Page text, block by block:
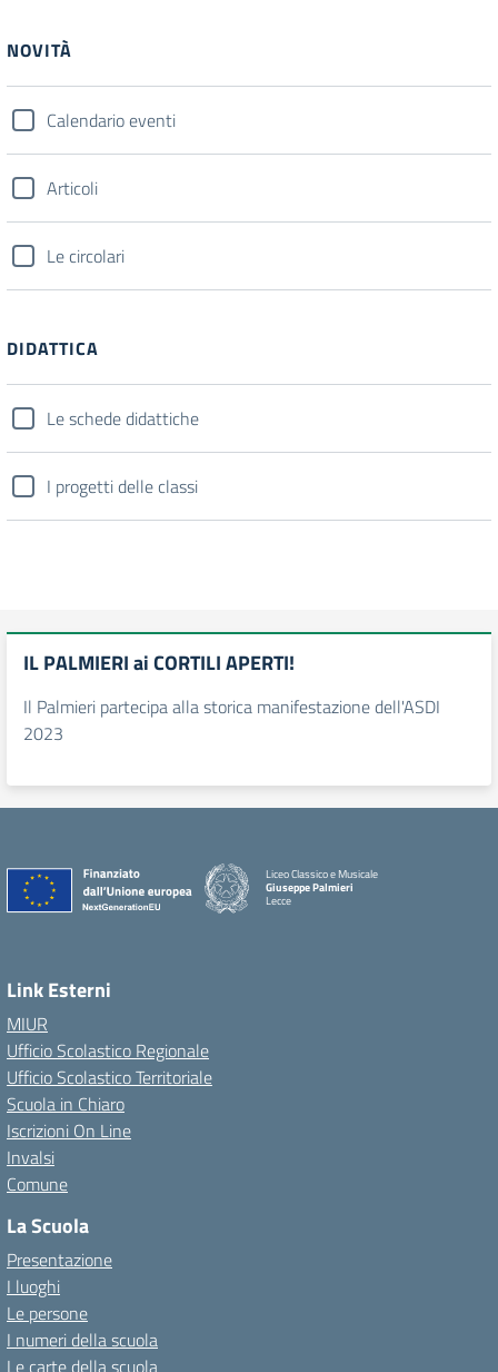
NOVITÀ
Calendario eventi
Articoli
Le circolari
DIDATTICA
Le schede didattiche
I progetti delle classi
IL PALMIERI ai CORTILI APERTI!
Il Palmieri partecipa alla storica manifestazione dell'ASDI
2023
Liceo Classico e Musicale
Giuseppe Palmieri
Lecce
Link Esterni
MIUR
Ufficio Scolastico Regionale
Ufficio Scolastico Territoriale
Scuola in Chiaro
Iscrizioni On Line
Invalsi
Comune
La Scuola
Presentazione
I luoghi
Le persone
I numeri della scuola
Le carte della scuola